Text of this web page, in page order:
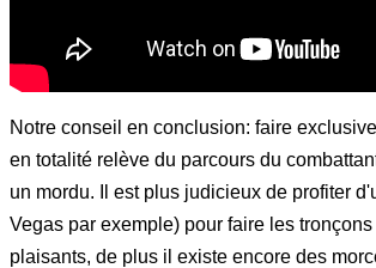
Notre conseil en conclusion: faire
en totalité relève du parcours du
un mordu. Il est plus judicieux de profiter
Vegas par exemple) pour faire les
plaisants, de plus il existe encore des